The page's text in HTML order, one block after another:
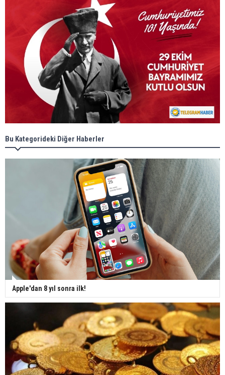
Bu Kategorideki Diğer Haberler
Apple'dan 8 yıl sonra ilk!